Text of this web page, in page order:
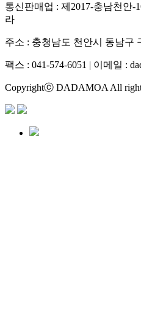
통신판매업 : 제2017-충남천안-
라
주소 : 충청남도 천안시 동남구
팩스 : 041-574-6051 | 이메일 :
Copyrightⓒ DADAMOA All right